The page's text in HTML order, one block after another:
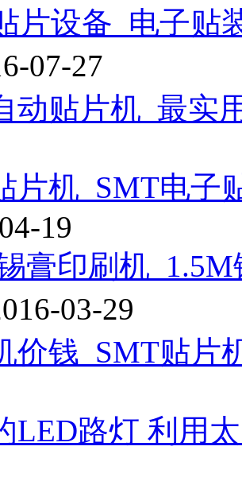
片设备_电子贴
07-27
动贴片机_最实
片机_SMT电子
19
膏印刷机
03-29
价钱_SMT贴片
LED路灯 利用